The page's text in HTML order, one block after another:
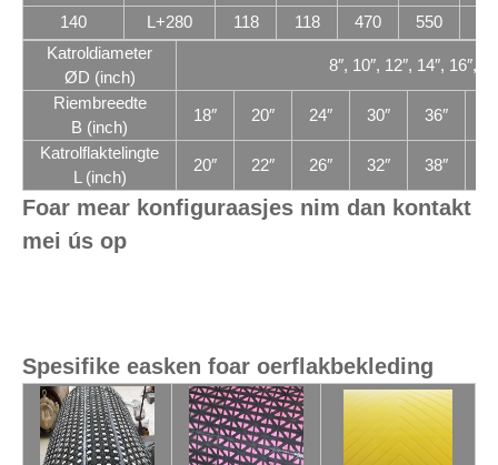
140
L+280 118 118 470 550
Katroldiameter
ØD (inch)
8″, 10″, 12″, 14″, 16″,
Riembreedte
B (inch)
18″ 20″ 24″ 30″ 36″
Katrolflaktelingte
L (inch)
20″ 22″ 26″ 32″ 38″
Foar mear konfiguraasjes nim dan kontakt
mei ús op
Spesifike easken foar oerflakbekleding